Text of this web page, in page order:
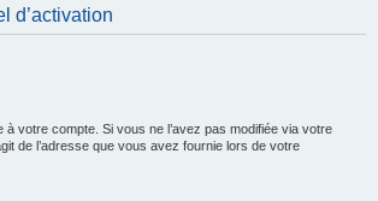
d’activation
votre compte. Si vous ne l’avez pas modifiée via votre
de l’adresse que vous avez fournie lors de votre